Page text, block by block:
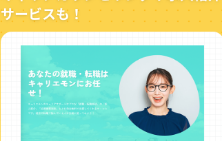
サービスも！